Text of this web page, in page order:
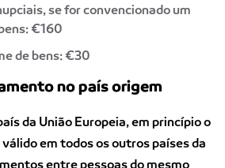
se for convencionado um
€160
de bens: €30
no país origem
da União Europeia, em princípio o
em todos os outros países da
entre pessoas do mesmo